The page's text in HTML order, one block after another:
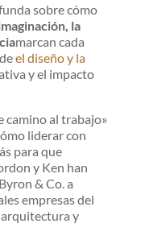
sobre cómo
la
marcan cada
el diseño y la
y el impacto
camino al trabajo»
liderar con
para que
y Ken han
& Co. a
empresas del
arquitectura y